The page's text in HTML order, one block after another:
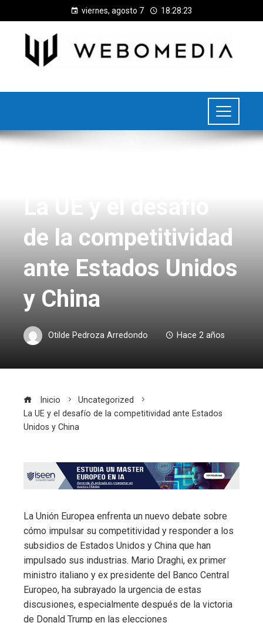
viernes, agosto 7 18:28:24
La UE y el desafío
de la competitividad
ante Estados Unidos
y China
Otilde Pedroza Arredondo Hace 2 años
Inicio
Uncategorized
La UE y el desafío de la competitividad ante Estados
Unidos y China
La Unión Europea enfrenta un nuevo debate sobre
cómo impulsar su competitividad y responder a los
subsidios de Estados Unidos y China que han
impulsado sus industrias. Mario Draghi, ex primer
ministro italiano y ex presidente del Banco Central
Europeo, ha subrayado la urgencia de estas
discusiones, especialmente después de la victoria
de Donald Trump en las elecciones